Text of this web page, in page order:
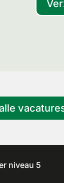
niveau 5